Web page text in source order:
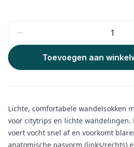
Toevoegen aan
Lichte, comfortabele wandelsokken
voor citytrips en lichte wandelingen.
voert vocht snel af en voorkomt
anatomische pasvorm (links/rechts)